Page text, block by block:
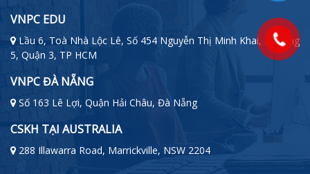
VNPC EDU
Lầu 6, Toà Nhà Lộc Lê, Số 454 Nguyễn Thị Minh Khai, Phường
5, Quận 3, TP HCM
VNPC ĐÀ NẴNG
Số 163 Lê Lợi, Quận Hải Châu, Đà Nẵng
CSKH TẠI AUSTRALIA
288 Illawarra Road, Marrickville, NSW 2204